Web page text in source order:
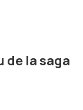
de la saga